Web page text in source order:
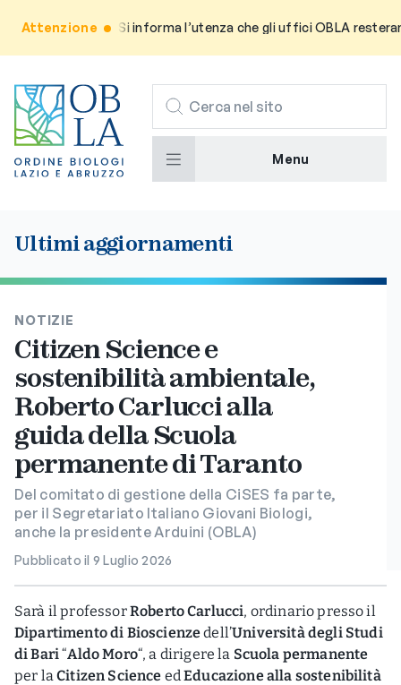
Attenzione
Avviso: Si informa l’utenza che gli uffici OBLA
CERCA
Menu
Ultimi aggiornamenti
NOTIZIE
Citizen Science e
sostenibilità ambientale,
Roberto Carlucci alla
guida della Scuola
permanente di Taranto
Del comitato di gestione della CiSES fa parte,
per il Segretariato Italiano Giovani Biologi,
anche la presidente Arduini (OBLA)
Pubblicato il 9 Luglio 2026
Sarà il professorRoberto Carlucci, ordinario presso il
Dipartimento di Bioscienzedell’Università degli Studi
di Bari“Aldo Moro“, a dirigere la Scuola permanente
per laCitizen Science edEducazione alla sostenibilità